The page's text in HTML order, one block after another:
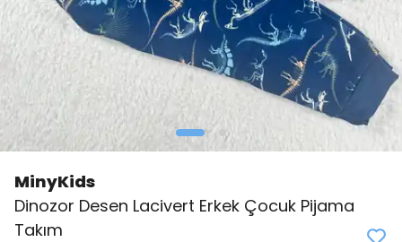
MinyKids
Dinozor Desen Lacivert Erkek Çocuk Pijama
Takım